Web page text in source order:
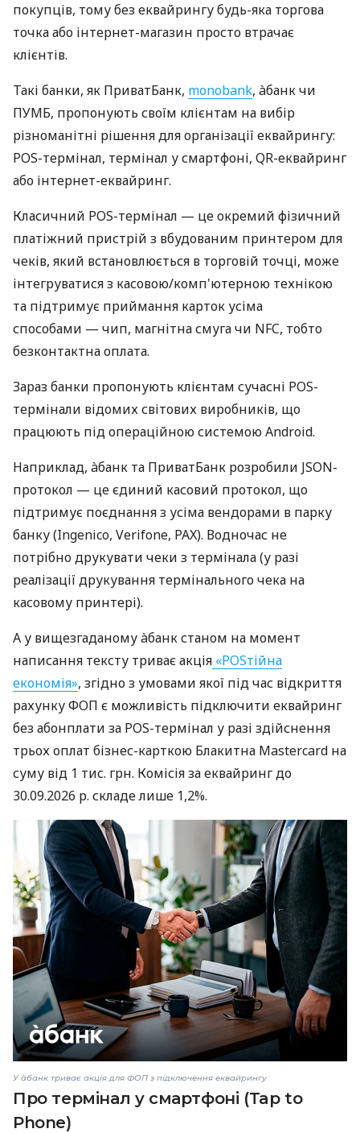
покупців, тому без еквайрингу будь-яка торгова
точка або інтернет-магазин просто втрачає
клієнтів.
Такі банки, як ПриватБанк, monobank, àбанк чи
ПУМБ, пропонують своїм клієнтам на вибір
різноманітні рішення для організації еквайрингу:
POS-термінал, термінал у смартфоні, QR-еквайринг
або інтернет-еквайринг.
Класичний POS-термінал — це окремий фізичний
платіжний пристрій з вбудованим принтером для
чеків, який встановлюється в торговій точці, може
інтегруватися з касовою/комп'ютерною технікою
та підтримує приймання карток усіма
способами — чип, магнітна смуга чи NFC, тобто
безконтактна оплата.
Зараз банки пропонують клієнтам сучасні POS-
термінали відомих світових виробників, що
працюють під операційною системою Android.
Наприклад, àбанк та ПриватБанк розробили JSON-
протокол — це єдиний касовий протокол, що
підтримує поєднання з усіма вендорами в парку
банку (Ingenico, Verifone, PAX). Водночас не
потрібно друкувати чеки з термінала (у разі
реалізації друкування термінального чека на
касовому принтері).
А у вищезгаданому àбанк станом на момент
написання тексту триває акція «POSтійна
економія», згідно з умовами якої під час відкриття
рахунку ФОП є можливість підключити еквайринг
без абонплати за POS-термінал у разі здійснення
трьох оплат бізнес-карткою Блакитна Mastercard на
суму від 1 тис. грн. Комісія за еквайринг до
30.09.2026 р. складе лише 1,2%.
У àбанк триває акція для ФОП з підключення еквайрингу
Про термінал у смартфоні (Tap to
Phone)